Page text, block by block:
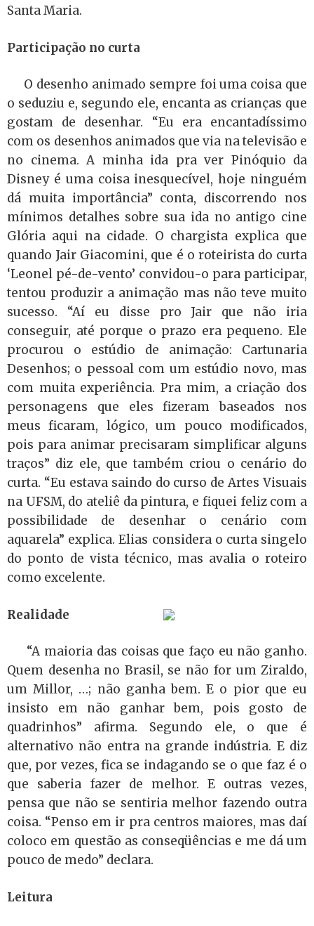
Santa Maria.
Participação no curta
O desenho animado sempre foi uma coisa que
o seduziu e, segundo ele, encanta as crianças que
gostam de desenhar. “Eu era encantadíssimo
com os desenhos animados que via na televisão e
no cinema. A minha ida pra ver Pinóquio da
Disney é uma coisa inesquecível, hoje ninguém
dá muita importância” conta, discorrendo nos
mínimos detalhes sobre sua ida no antigo cine
Glória aqui na cidade. O chargista explica que
quando Jair Giacomini, que é o roteirista do curta
‘Leonel pé-de-vento’ convidou-o para participar,
tentou produzir a animação mas não teve muito
sucesso. “Aí eu disse pro Jair que não iria
conseguir, até porque o prazo era pequeno. Ele
procurou o estúdio de animação: Cartunaria
Desenhos; o pessoal com um estúdio novo, mas
com muita experiência. Pra mim, a criação dos
personagens que eles fizeram baseados nos
meus ficaram, lógico, um pouco modificados,
pois para animar precisaram simplificar alguns
traços” diz ele, que também criou o cenário do
curta. “Eu estava saindo do curso de Artes Visuais
na UFSM, do ateliê da pintura, e fiquei feliz com a
possibilidade de desenhar o cenário com
aquarela” explica. Elias considera o curta singelo
do ponto de vista técnico, mas avalia o roteiro
como excelente.
Realidade
“A maioria das coisas que faço eu não ganho.
Quem desenha no Brasil, se não for um Ziraldo,
um Millor, …; não ganha bem. E o pior que eu
insisto em não ganhar bem, pois gosto de
quadrinhos” afirma. Segundo ele, o que é
alternativo não entra na grande indústria. E diz
que, por vezes, fica se indagando se o que faz é o
que saberia fazer de melhor. E outras vezes,
pensa que não se sentiria melhor fazendo outra
coisa. “Penso em ir pra centros maiores, mas daí
coloco em questão as conseqüências e me dá um
pouco de medo” declara.
Leitura